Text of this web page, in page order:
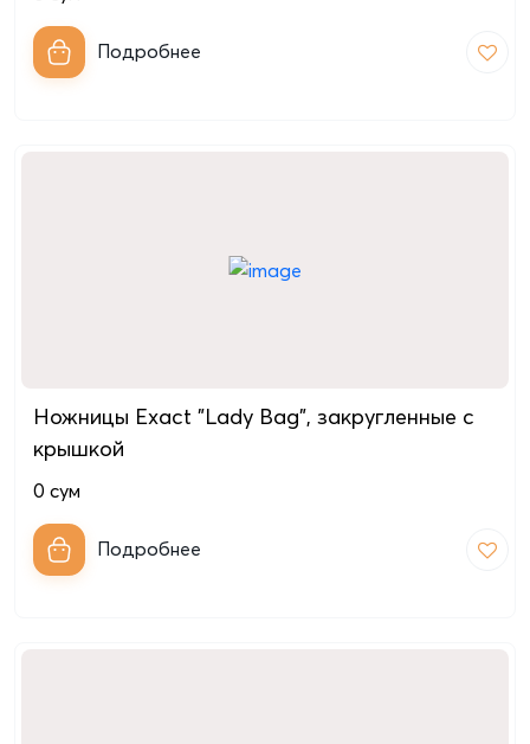
Подробнее
Ножницы Exact "Lady Bag", закругленные с
крышкой
0 сум
Подробнее